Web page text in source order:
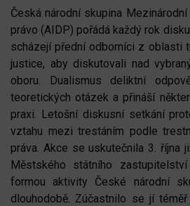
Česká národní skupina
právo (AIDP) pořádá každý rok
scházejí přední odborníci z oblasti
justice, aby diskutovali nad
oboru. Dualismus deliktní
teoretických otázek a přináší
praxi. Letošní diskusní setkání
vztahu mezi trestáním podle
práva. Akce se uskutečnila 3. října
Městského státního
formou aktivity České národní
dlouhodobě. Zúčastnilo se jí